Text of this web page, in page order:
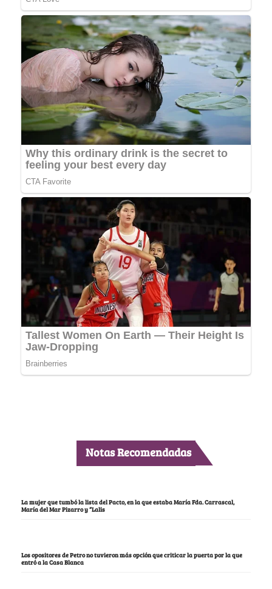
Notas Recomendadas
La mujer que tumbó la lista del Pacto, en la que estaba María Fda. Carrascal,
María del Mar Pizarro y “Lalis
Los opositores de Petro no tuvieron más opción que criticar la puerta por la que
entró a la Casa Blanca